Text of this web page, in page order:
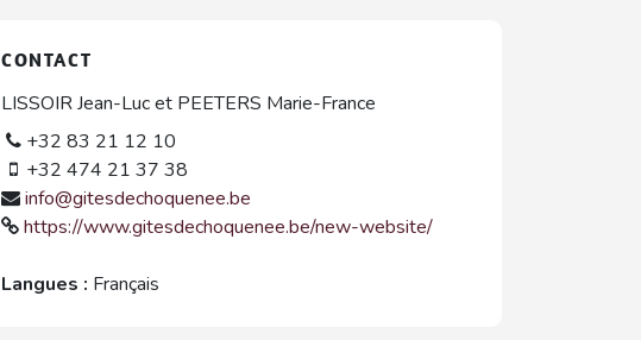
CONTACT
LISSOIR Jean-Luc et PEETERS Marie-France
+32 83 21 12 10
+32 474 21 37 38
info@gitesdechoquenee.be
https://www.gitesdechoquenee.be/new-website/
Langues : Français